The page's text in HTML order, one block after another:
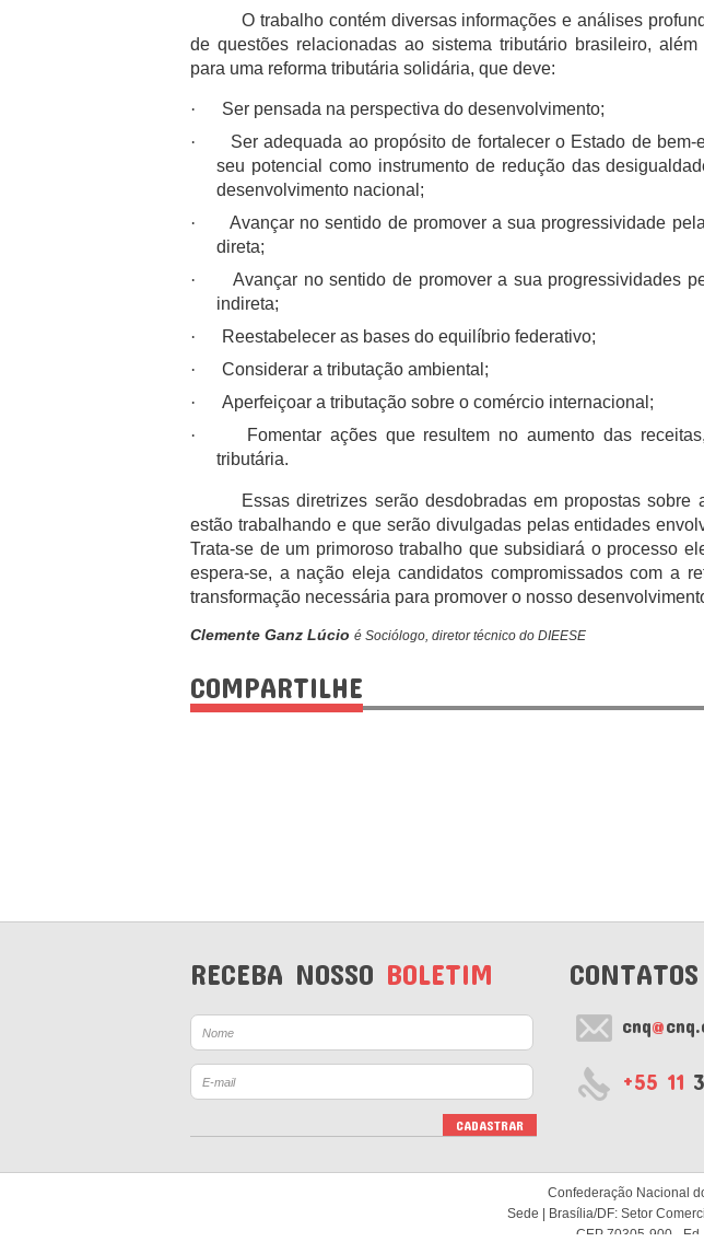
O trabalho contém diversas informações e análises
de questões relacionadas ao sistema tributário brasileiro,
para uma reforma tributária solidária, que deve:
·
Ser pensada na perspectiva do desenvolvimento;
·
Ser adequada ao propósito de fortalecer o Estado de
seu potencial como instrumento de redução das
desenvolvimento nacional;
·
Avançar no sentido de promover a sua progressividade
direta;
·
Avançar no sentido de promover a sua progressividades
indireta;
·
Reestabelecer as bases do equilíbrio federativo;
·
Considerar a tributação ambiental;
·
Aperfeiçoar a tributação sobre o comércio internacional;
·
Fomentar ações que resultem no aumento das
tributária.
Essas diretrizes serão desdobradas em propostas sobre
estão trabalhando e que serão divulgadas pelas entidades
Trata-se de um primoroso trabalho que subsidiará o processo
espera-se, a nação eleja candidatos compromissados com a
transformação necessária para promover o nosso
Clemente Ganz Lúcio é Sociólogo, diretor técnico do DIEESE
COMPARTILHE
RECEBA NOSSO BOLETIM CONTATOS
cnq@
+55 11
Confederação Nacional
Sede | Brasília/DF: Setor
CEP 70305-900 -